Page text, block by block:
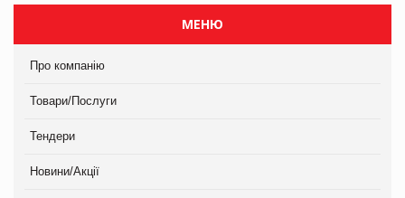
МЕНЮ
Про компанію
Товари/Послуги
Тендери
Новини/Акції